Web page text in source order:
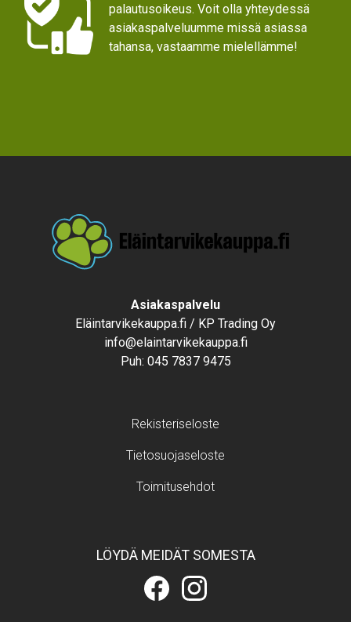
palautusoikeus. Voit olla yhteydessä
asiakaspalveluumme missä asiassa
tahansa, vastaamme mielellämme!
Asiakaspalvelu
Eläintarvikekauppa.fi / KP Trading Oy
info@elaintarvikekauppa.fi
Puh: 045 7837 9475
Rekisteriseloste
Tietosuojaseloste
Toimitusehdot
LÖYDÄ MEIDÄT SOMESTA
Eläintarvikekauppa.fi
Facebookissa
Eläintarvikekauppa.fi
Instagramissa